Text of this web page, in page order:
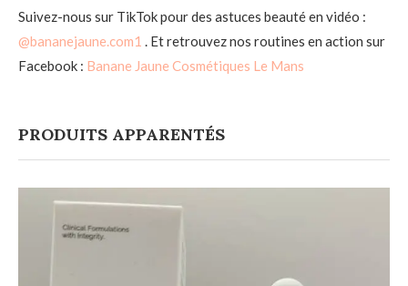
Suivez-nous sur TikTok pour des astuces beauté en vidéo :
@bananejaune.com1 . Et retrouvez nos routines en action sur
Facebook : Banane Jaune Cosmétiques Le Mans
PRODUITS APPARENTÉS